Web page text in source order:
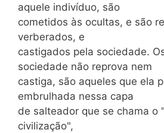
aquele indivíduo, são
cometidos às ocultas, e são
verberados, e
castigados pela sociedade.
sociedade não reprova nem
castiga, são aqueles que ela
embrulhada nessa capa
de salteador que se chama o
civilização",